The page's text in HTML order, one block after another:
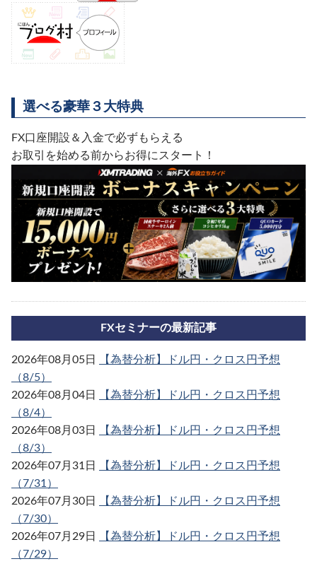
選べる豪華３大特典
FX口座開設＆入金で必ずもらえる
お取引を始める前からお得にスタート！
FXセミナーの最新記事
2026年08月05日
【為替分析】ドル円・クロス円予想
（8/5）
2026年08月04日
【為替分析】ドル円・クロス円予想
（8/4）
2026年08月03日
【為替分析】ドル円・クロス円予想
（8/3）
2026年07月31日
【為替分析】ドル円・クロス円予想
（7/31）
2026年07月30日
【為替分析】ドル円・クロス円予想
（7/30）
2026年07月29日
【為替分析】ドル円・クロス円予想
（7/29）